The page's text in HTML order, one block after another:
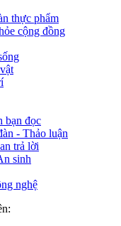
thực phẩm
cộng đồng
bạn đọc
- Thảo luận
trả lời
sinh
nghệ